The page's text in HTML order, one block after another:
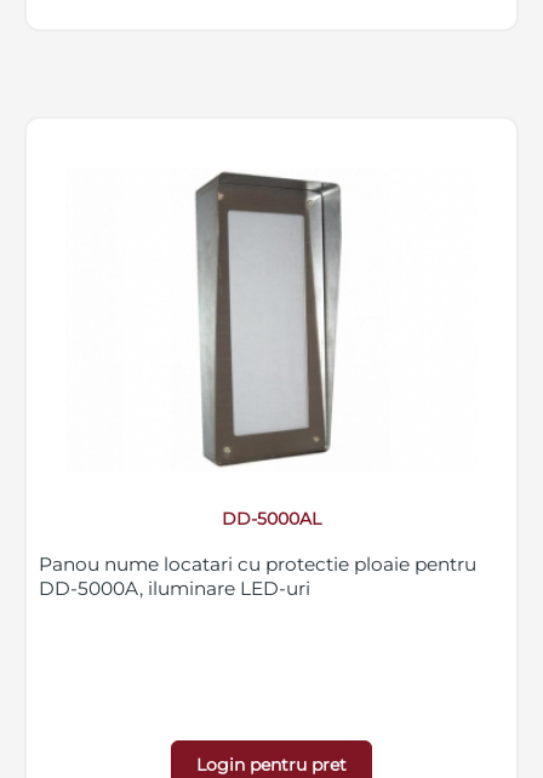
DD-5000AL
Panou nume locatari cu protectie ploaie pentru
DD-5000A, iluminare LED-uri
Login pentru pret